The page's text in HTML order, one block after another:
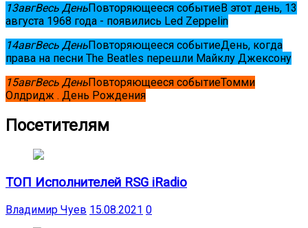
13авгВесь ДеньПовторяющееся событиеВ этот день, 13
августа 1968 года - появились Led Zeppelin
14авгВесь ДеньПовторяющееся событиеДень, когда
права на песни The Beatles перешли Майклу Джексону
15авгВесь ДеньПовторяющееся событиеТомми
Олдридж . День Рождения
Посетителям
ТОП Исполнителей RSG iRadio
Владимир Чуев 15.08.2021 0